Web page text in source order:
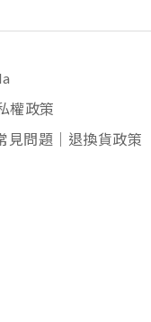
權政策
見問題｜退換貨政策